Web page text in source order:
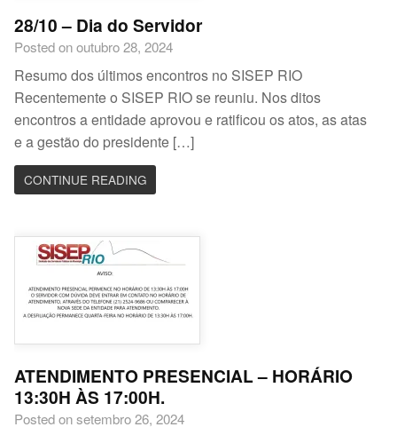
28/10 – Dia do Servidor
Posted on outubro 28, 2024
Resumo dos últimos encontros no SISEP RIO
Recentemente o SISEP RIO se reuniu. Nos ditos
encontros a entidade aprovou e ratificou os atos, as atas
e a gestão do presidente […]
CONTINUE READING
ATENDIMENTO PRESENCIAL – HORÁRIO
13:30H ÀS 17:00H.
Posted on setembro 26, 2024